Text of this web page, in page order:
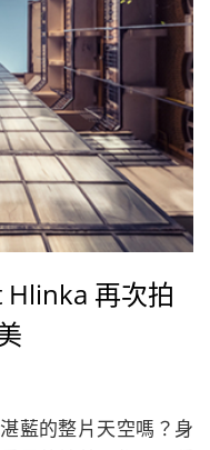
再次拍
藍的整片天空嗎？身